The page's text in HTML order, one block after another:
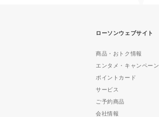
ローソンウェブサイト
商品・おトク情報
エンタメ・キャンペーン
ポイントカード
サービス
ご予約商品
会社情報